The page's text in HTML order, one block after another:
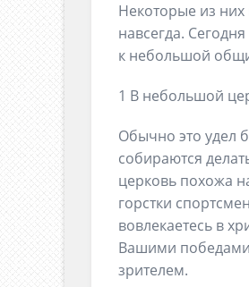
Некоторые из них
навсегда.
к небольшой
1 В небольшой
Обычно это удел
собираются
церковь похожа
горстки
вовлекаетесь в
Вашими победами
зрителем.